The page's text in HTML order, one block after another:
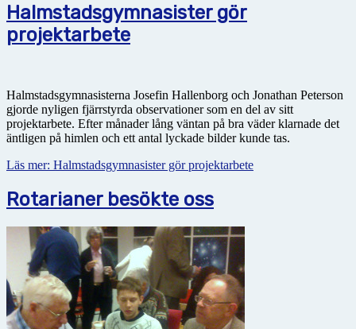
Halmstadsgymnasister gör
projektarbete
Halmstadsgymnasisterna Josefin Hallenborg och Jonathan Peterson
gjorde nyligen fjärrstyrda observationer som en del av sitt
projektarbete. Efter månader lång väntan på bra väder klarnade det
äntligen på himlen och ett antal lyckade bilder kunde tas.
Läs mer: Halmstadsgymnasister gör projektarbete
Rotarianer besökte oss